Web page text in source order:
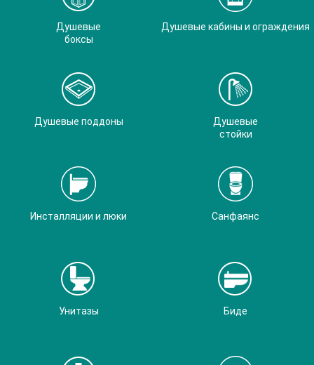
Душевые
боксы
Душевые кабины и ограждения
Душевые поддоны
Душевые
стойки
Инсталляции и люки Санфаянс
Унитазы Биде